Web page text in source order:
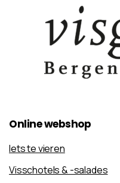
Onlinewebshop
Iets te vieren
Visschotels & -salades